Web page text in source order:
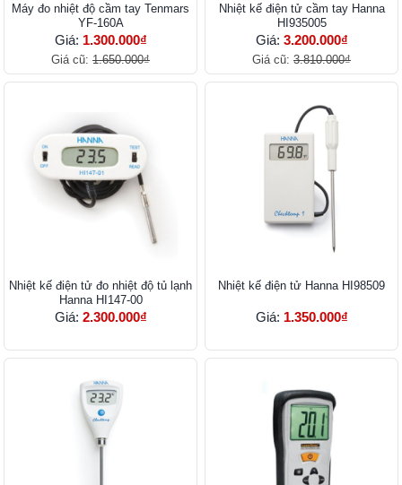
Máy đo nhiệt độ cầm tay Tenmars
YF-160A
Giá: 1.300.000₫
Giá cũ: 1.650.000₫
Nhiệt kế điện tử cầm tay Hanna
HI935005
Giá: 3.200.000₫
Giá cũ: 3.810.000₫
Nhiệt kế điện tử đo nhiệt độ tủ lạnh
Hanna HI147-00
Giá: 2.300.000₫
Nhiệt kế điện tử Hanna HI98509
Giá: 1.350.000₫